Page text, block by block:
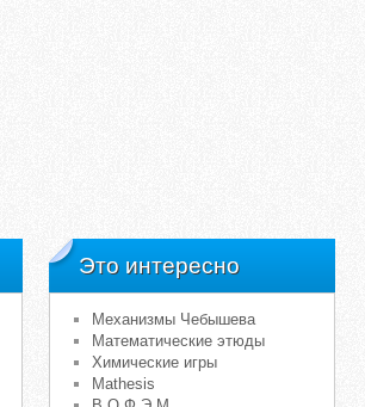
Это интересно
Механизмы Чебышева
Математические этюды
Химические игры
Mathesis